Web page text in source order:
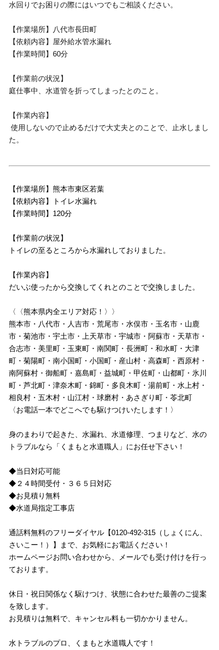
水回りでお困りの際にはいつでもご相談ください。
【作業場所】八代市長田町
【依頼内容】屋外給水管水漏れ
【作業時間】60分
【作業前の状況】
庭仕事中、水道管を折ってしまったとのこと。
【作業内容】
使用しないので止めるだけで大丈夫とのことで、止水しまし
た。
【作業場所】熊本市東区若葉
【依頼内容】トイレ水漏れ
【作業時間】120分
【作業前の状況】
トイレの至るところから水漏れしておりました。
【作業内容】
だいぶ使ったから交換してくれとのことで交換しました。
〈〈熊本県内全エリア対応！〉〉
熊本市・八代市・人吉市・荒尾市・水俣市・玉名市・山鹿
市・菊池市・宇土市・上天草市・宇城市・阿蘇市・天草市・
合志市・美里町・玉東町・南関町・長洲町・和水町・大津
町・菊陽町・南小国町・小国町・産山村・高森町・西原村・
南阿蘇村・御船町・嘉島町・益城町・甲佐町・山都町・氷川
町・芦北町・津奈木町・錦町・多良木町・湯前町・水上村・
相良村・五木村・山江村・球磨村・あさぎり町・苓北町
〈お電話一本でどこへでも駆けつけいたします！〉
身のまわりで起きた、水漏れ、水道修理、つまりなど、水の
トラブルなら「くまもと水道職人」にお任せ下さい！
◆当日対応可能
◆２４時間受付・３６５日対応
◆お見積り無料
◆水道局指定工事店
通話料無料のフリーダイヤル【0120-492-315（しょくにん、
さいこー！）】まで、お気軽にお電話ください！
ホームページお問い合わせから、メールでも受け付けを行っ
ております。
休日・祝日関係なく駆けつけ、状態に合わせた最善のご提案
を致します。
お見積りは無料で、キャンセル料も一切かかりません。
水トラブルのプロ、くまもと水道職人です！